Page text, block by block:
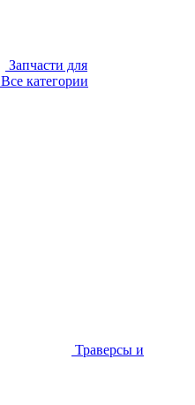
Запчасти для
Все категории
Траверсы и